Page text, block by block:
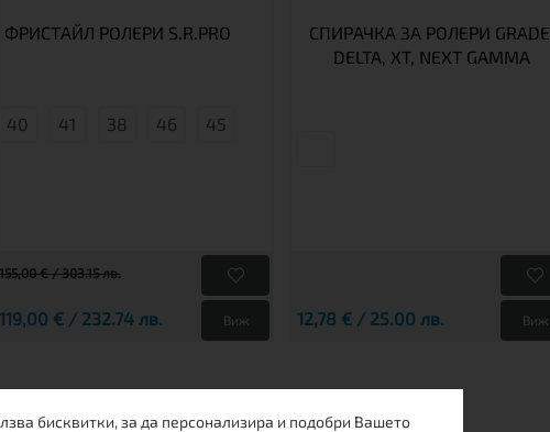
ФРИСТАЙЛ РОЛЕРИ S.R.PRO
40 41 38 46 45
155,00 € / 303.15 лв.
119,00 € / 232.74 лв. Виж
СПИРАЧКА ЗА РОЛЕРИ GRADE,
DELTA, XT, NEXT GAMMA
12,78 € / 25.00 лв. Виж
КЛИЕНТИ ХАРЕСАХА
бисквитки, за да персонализира и подобри Вашето